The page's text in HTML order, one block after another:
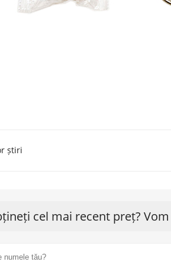
știri
cel mai recent preț?